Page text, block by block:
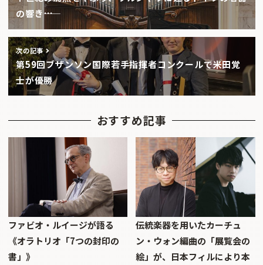
の響き――…
次の記事
第59回ブザンソン国際若手指揮者コンクールで米田覚
士が優勝
おすすめ記事
ファビオ・ルイージが語る
《オラトリオ「7つの封印の
書」》
伝統楽器を用いたカーチュ
ン・ウォン編曲の「展覧会の
絵」が、日本フィルにより本